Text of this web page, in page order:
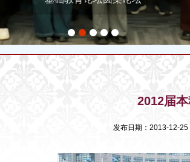
1 2 3 4 5
2012届
发布日期：2013-12-